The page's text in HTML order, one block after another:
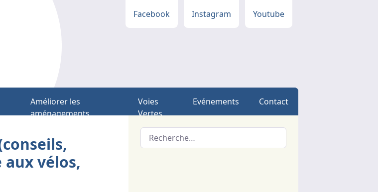
Facebook Instagram Youtube
Améliorer les
aménagements
Voies
Vertes
Evénements Contact
vélos,